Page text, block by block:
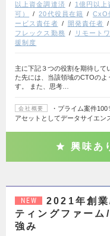
以上資金調達済
1億円以上
可）
20代役員在籍 CxO
ービス責任者
開発責任者
フレックス勤務
リモート
援制度
主に下記３つの役割を期待して
た先には、当該領域のCTOのよ
す。 また、思考…
会社概要
・プライム案件
アセットとしてデータサイエン
興味あ
NEW
2021年創
ティングファー
強み